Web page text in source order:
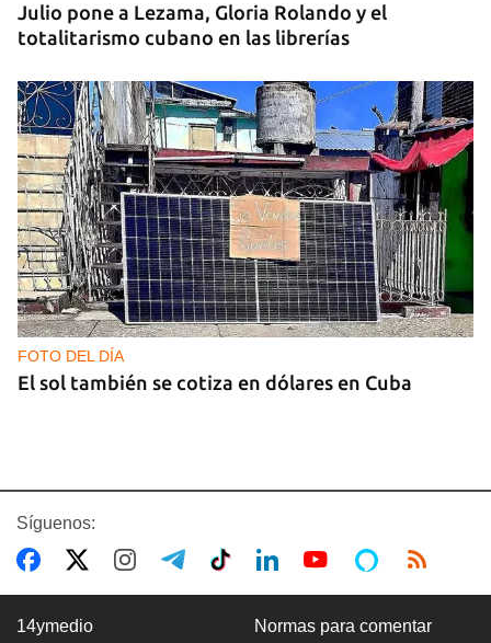
Julio pone a Lezama, Gloria Rolando y el
totalitarismo cubano en las librerías
FOTO DEL DÍA
El sol también se cotiza en dólares en Cuba
Síguenos:
14ymedio Normas para comentar